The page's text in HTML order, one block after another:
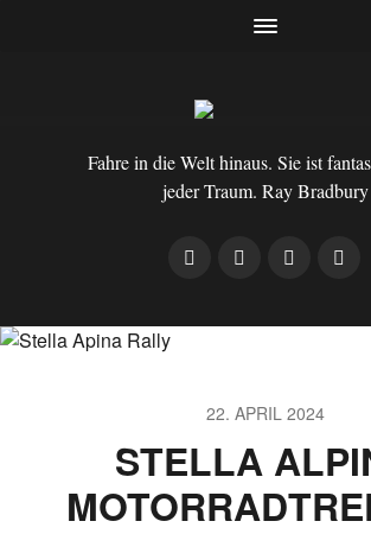
Fahre in die Welt hinaus. Sie ist
jeder Traum. Ray Bradbury
22. APRIL 2024
STELLA